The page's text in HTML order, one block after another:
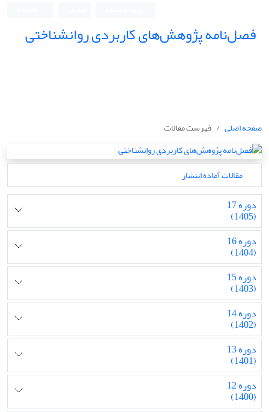
فصل‌نامه پژوهش‌های کاربردی روانشناختی
صفحه اصلی فهرست مقالات
مقالات آماده انتشار
دوره 17
(1405)
دوره 16
(1404)
دوره 15
(1403)
دوره 14
(1402)
دوره 13
(1401)
دوره 12
(1400)